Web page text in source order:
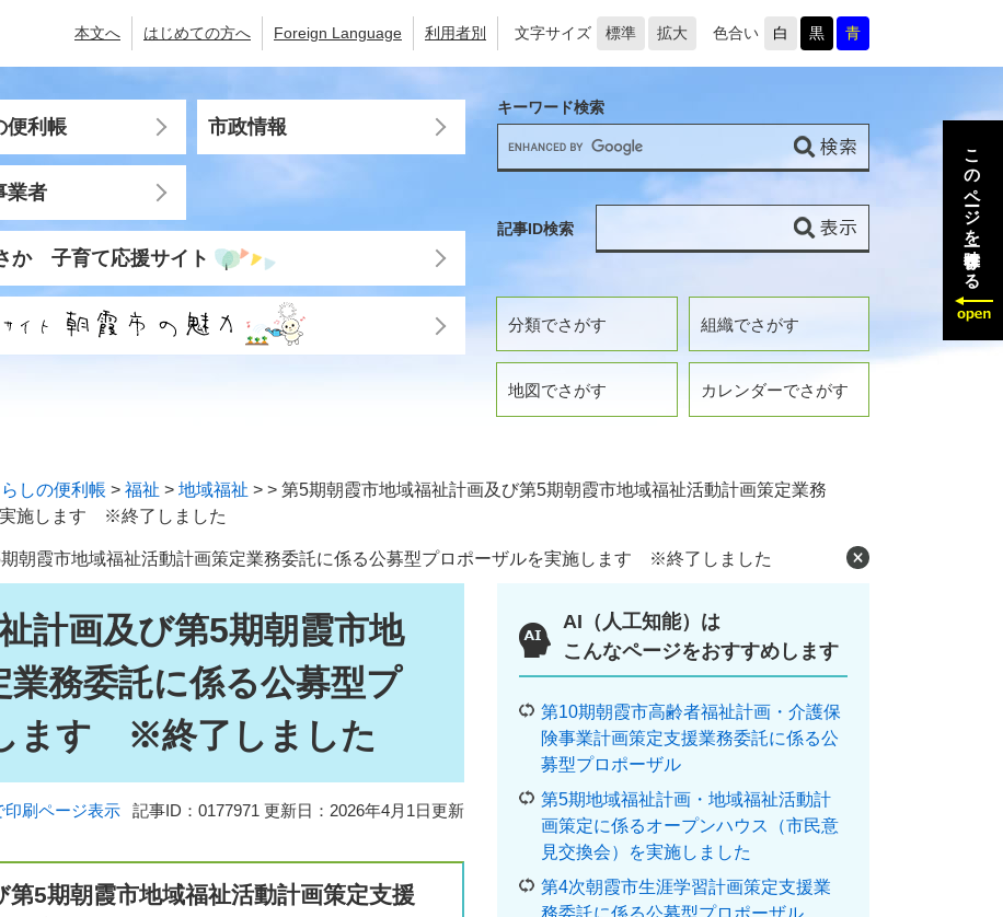
本文へ はじめての方へ Foreign Language 利用者別 文字サイズ 標準 拡大 色合い 白 黒 青
便利帳 市政情報
業者
か 子育て応援サイト
分類でさがす 組織でさがす
地図でさがす カレンダーでさがす
キーワード検索
記事ID検索
らしの便利帳 > 福祉 > 地域福祉 > > 第5期朝霞市地域福祉計画及び第5期朝霞市地域福祉活動計画策定業務
実施します ※終了しました
朝霞市地域福祉活動計画策定業務委託に係る公募型プロポーザルを実施します ※終了しました
計画及び第5期朝霞市地
務委託に係る公募型プ
ます ※終了しました
印刷ページ表示 記事ID：0177971 更新日：2026年4月1日更新
5期朝霞市地域福祉活動計画策定支援
AI（人工知能）は
こんなページをおすすめします
第10期朝霞市高齢者福祉計画・介護保
険事業計画策定支援業務委託に係る公
募型プロポーザル
第5期地域福祉計画・地域福祉活動計
画策定に係るオープンハウス（市民意
見交換会）を実施しました
第4次朝霞市生涯学習計画策定支援業
務委託に係る公募型プロポーザル
このページを一時保存する